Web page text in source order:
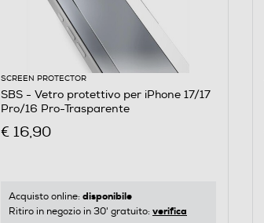
SCREEN PROTECTOR
SBS - Vetro protettivo per iPhone 17/17
Pro/16 Pro-Trasparente
€ 16,90
Acquisto online: disponibile
Ritiro in negozio in 30' gratuito: verifica